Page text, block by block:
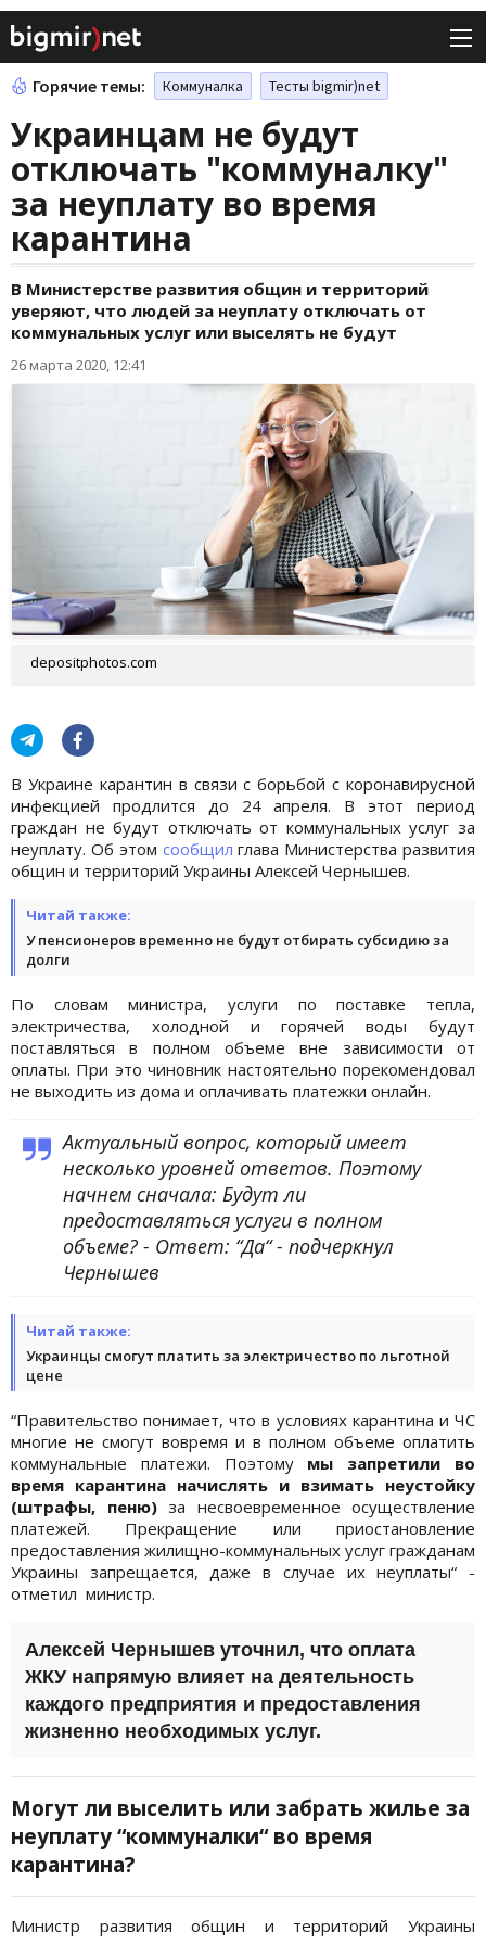
Горячие темы: Коммуналка Тесты bigmir)net
Украинцам не будут
отключать "коммуналку"
за неуплату во время
карантина
В Министерстве развития общин и территорий
уверяют, что людей за неуплату отключать от
коммунальных услуг или выселять не будут
26 марта 2020, 12:41
depositphotos.com
В Украине карантин в связи с борьбой с коронавирусной
инфекцией продлится до 24 апреля. В этот период
граждан не будут отключать от коммунальных услуг за
неуплату. Об этом сообщил глава Министерства развития
общин и территорий Украины Алексей Чернышев.
Читай также:
У пенсионеров временно не будут отбирать субсидию за
долги
По словам министра, услуги по поставке тепла,
электричества, холодной и горячей воды будут
поставляться в полном объеме вне зависимости от
оплаты. При это чиновник настоятельно порекомендовал
не выходить из дома и оплачивать платежки онлайн.
Актуальный вопрос, который имеет
несколько уровней ответов. Поэтому
начнем сначала: Будут ли
предоставляться услуги в полном
объеме? - Ответ: “Да“ - подчеркнул
Чернышев
Читай также:
Украинцы смогут платить за электричество по льготной
цене
“Правительство понимает, что в условиях карантина и ЧС
многие не смогут вовремя и в полном объеме оплатить
коммунальные платежи. Поэтому мы запретили во
время карантина начислять и взимать неустойку
(штрафы, пеню)за несвоевременное осуществление
платежей. Прекращение или приостановление
предоставления жилищно-коммунальных услуг гражданам
Украины запрещается, даже в случае их неуплаты“ -
отметил министр.
Алексей Чернышев уточнил, что оплата
ЖКУ напрямую влияет на деятельность
каждого предприятия и предоставления
жизненно необходимых услуг.
Могут ли выселить или забрать жилье за
неуплату “коммуналки“ во время
карантина?
Министр развития общин и территорий Украины